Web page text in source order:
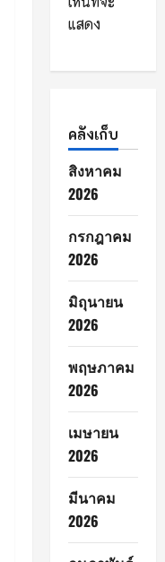
Messenger
แสดง
คลังเก็บ
สิงหาคม
2026
กรกฎาคม
2026
มิถุนายน
2026
พฤษภาคม
2026
เมษายน
2026
มีนาคม
2026